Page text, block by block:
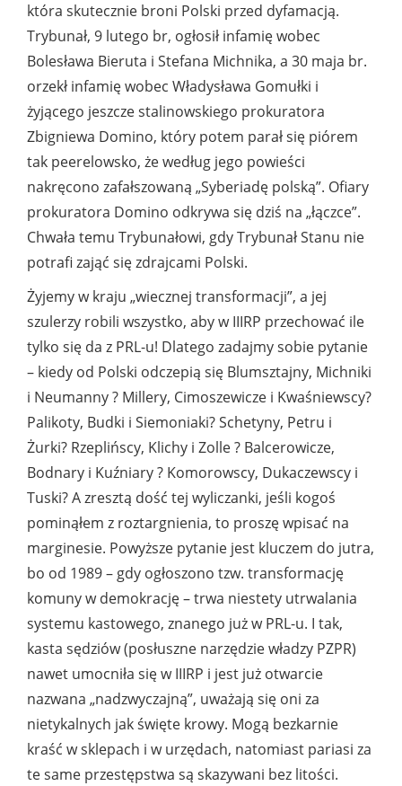
która skutecznie broni Polski przed dyfamacją.
Trybunał, 9 lutego br, ogłosił infamię wobec
Bolesława Bieruta i Stefana Michnika, a 30 maja br.
orzekł infamię wobec Władysława Gomułki i
żyjącego jeszcze stalinowskiego prokuratora
Zbigniewa Domino, który potem parał się piórem
tak peerelowsko, że według jego powieści
nakręcono zafałszowaną „Syberiadę polską”. Ofiary
prokuratora Domino odkrywa się dziś na „łączce”.
Chwała temu Trybunałowi, gdy Trybunał Stanu nie
potrafi zająć się zdrajcami Polski.
Żyjemy w kraju „wiecznej transformacji”, a jej
szulerzy robili wszystko, aby w IIIRP przechować ile
tylko się da z PRL-u! Dlatego zadajmy sobie pytanie
– kiedy od Polski odczepią się Blumsztajny, Michniki
i Neumanny ? Millery, Cimoszewicze i Kwaśniewscy?
Palikoty, Budki i Siemoniaki? Schetyny, Petru i
Żurki? Rzeplińscy, Klichy i Zolle ? Balcerowicze,
Bodnary i Kuźniary ? Komorowscy, Dukaczewscy i
Tuski? A zresztą dość tej wyliczanki, jeśli kogoś
pominąłem z roztargnienia, to proszę wpisać na
marginesie. Powyższe pytanie jest kluczem do jutra,
bo od 1989 – gdy ogłoszono tzw. transformację
komuny w demokrację – trwa niestety utrwalania
systemu kastowego, znanego już w PRL-u. I tak,
kasta sędziów (posłuszne narzędzie władzy PZPR)
nawet umocniła się w IIIRP i jest już otwarcie
nazwana „nadzwyczajną”, uważają się oni za
nietykalnych jak święte krowy. Mogą bezkarnie
kraść w sklepach i w urzędach, natomiast pariasi za
te same przestępstwa są skazywani bez litości.